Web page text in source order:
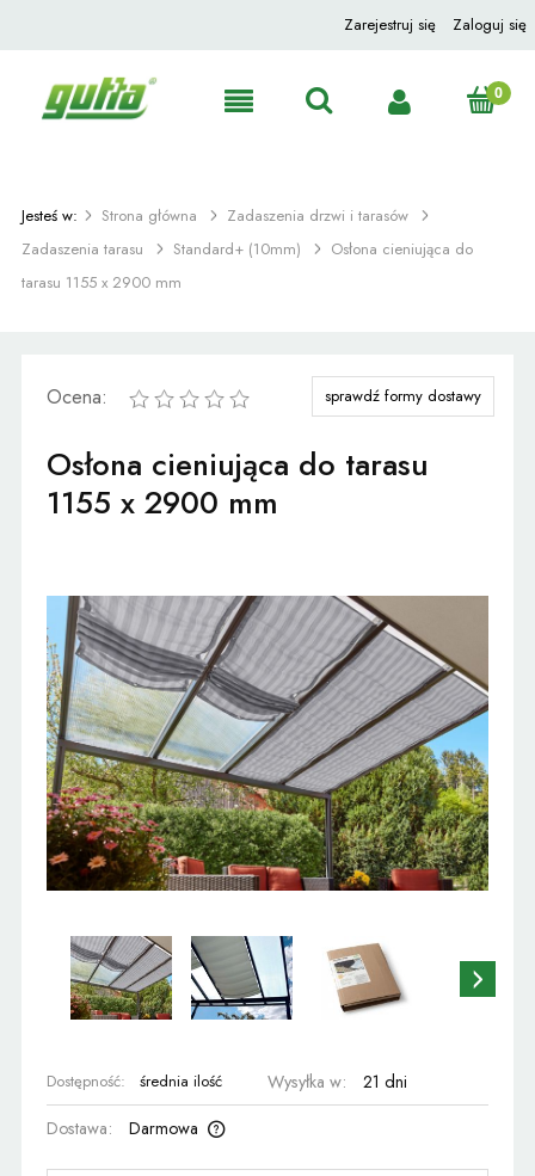
Zarejestruj się Zaloguj się
Jesteś w: Strona główna
Zadaszenia drzwi i tarasów
Zadaszenia tarasu
Standard+ (10mm)
Osłona cieniująca do
tarasu 1155 x 2900 mm
Osłona cieniująca do tarasu
1155 x 2900 mm
Dostępność: średnia ilość Wysyłka w:
21 dni
Dostawa:
Darmowa
sprawdź formy dostawy
Ocena: